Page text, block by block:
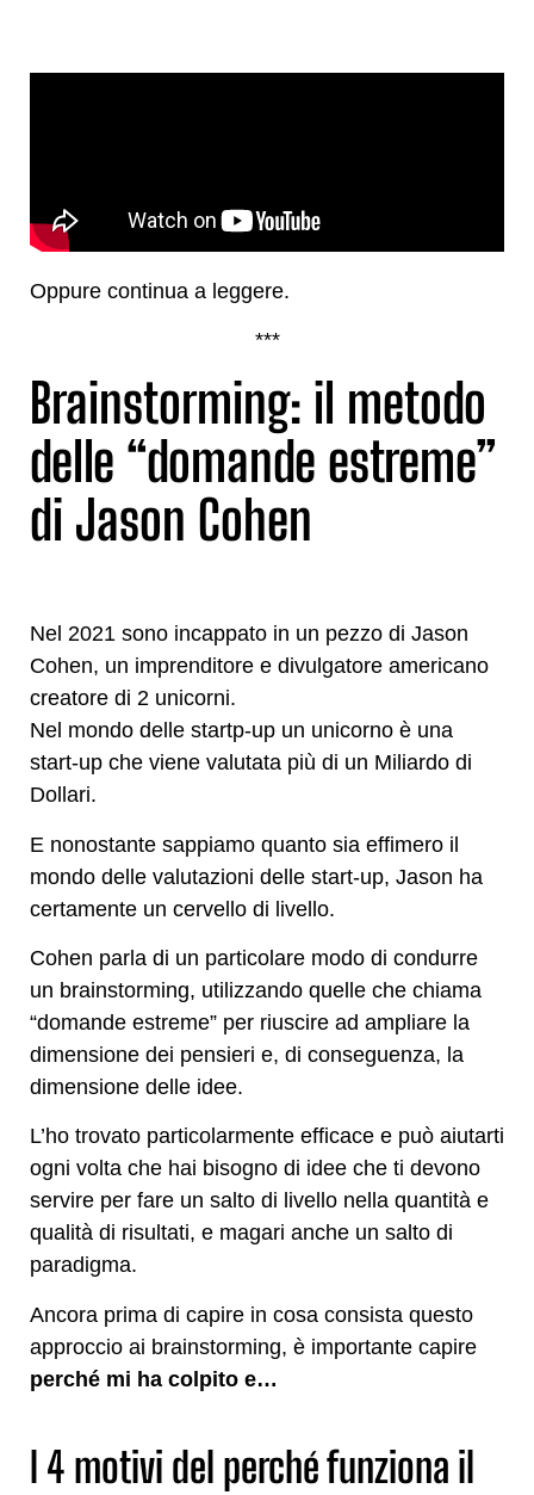
Oppure continua a leggere.
***
Brainstorming: il metodo
delle “domande estreme”
di Jason Cohen
Nel 2021 sono incappato in un pezzo di Jason
Cohen, un imprenditore e divulgatore americano
creatore di 2 unicorni.
Nel mondo delle startp-up un unicorno è una
start-up che viene valutata più di un Miliardo di
Dollari.
E nonostante sappiamo quanto sia effimero il
mondo delle valutazioni delle start-up, Jason ha
certamente un cervello di livello.
Cohen parla di un particolare modo di condurre
un brainstorming, utilizzando quelle che chiama
“domande estreme” per riuscire ad ampliare la
dimensione dei pensieri e, di conseguenza, la
dimensione delle idee.
L’ho trovato particolarmente efficace e può aiutarti
ogni volta che hai bisogno di idee che ti devono
servire per fare un salto di livello nella quantità e
qualità di risultati, e magari anche un salto di
paradigma.
Ancora prima di capire in cosa consista questo
approccio ai brainstorming, è importante capire
perché mi ha colpito e…
I 4 motivi del perché funziona il